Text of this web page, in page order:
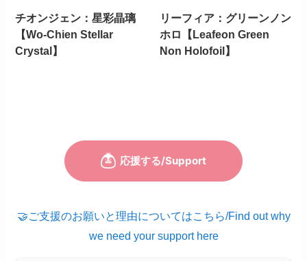
チオンジェン：星彩晶璃
【Wo-Chien Stellar
Crystal】
リーフィア：グリーンノン
ホロ【Leafeon Green
Non Holofoil】
🤝ご支援のお願いと理由についてはこちら/Find out why
we need your support here